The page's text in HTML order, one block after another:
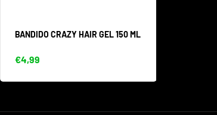
BANDIDO CRAZY HAIR GEL 150 ML
€4,99